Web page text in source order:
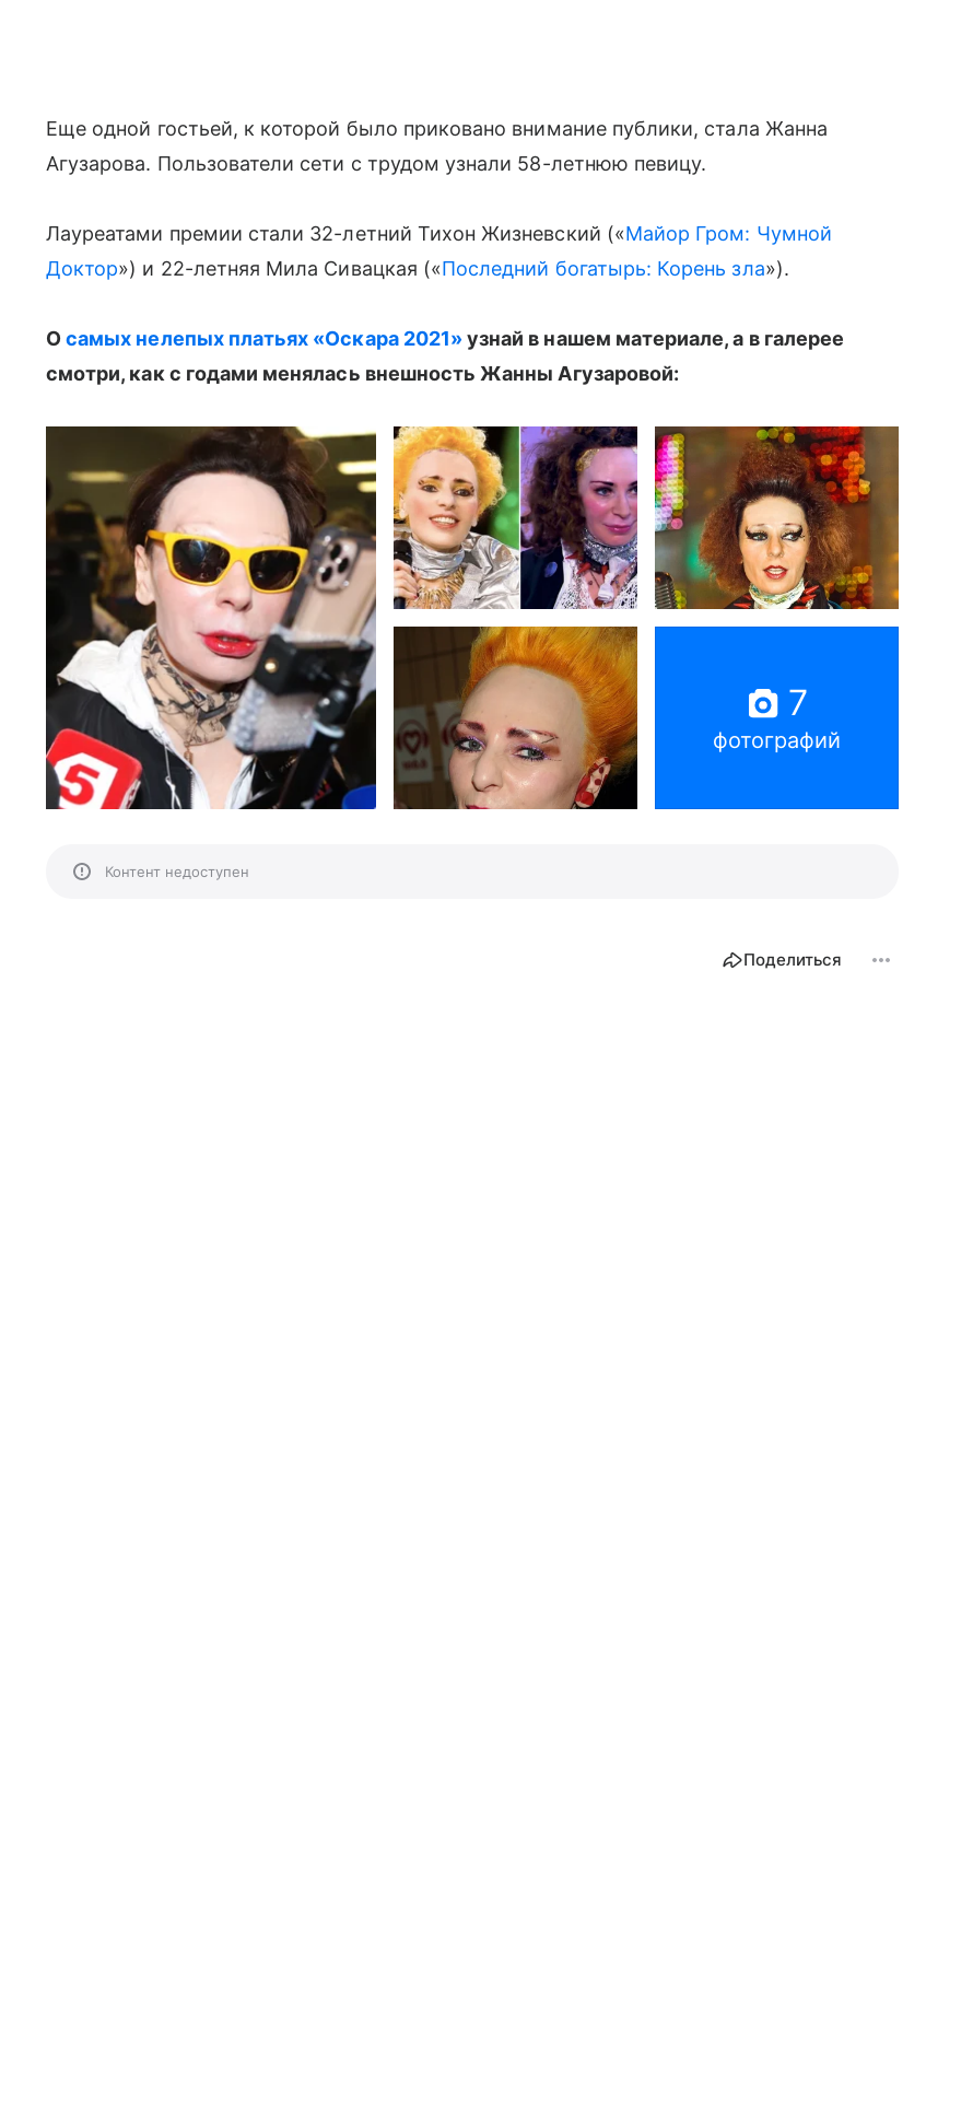
Еще одной гостьей, к которой было приковано внимание публики, стала Жанна
Агузарова. Пользователи сети с трудом узнали 58-летнюю певицу.
Лауреатами премии стали 32-летний Тихон Жизневский («Майор Гром: Чумной
Доктор») и 22-летняя Мила Сивацкая («Последний богатырь: Корень зла»).
Осамых нелепых платьях «Оскара 2021»узнай в нашем материале, а в галерее
смотри, как с годами менялась внешность Жанны Агузаровой:
7
фотографий
Контент недоступен
Поделиться